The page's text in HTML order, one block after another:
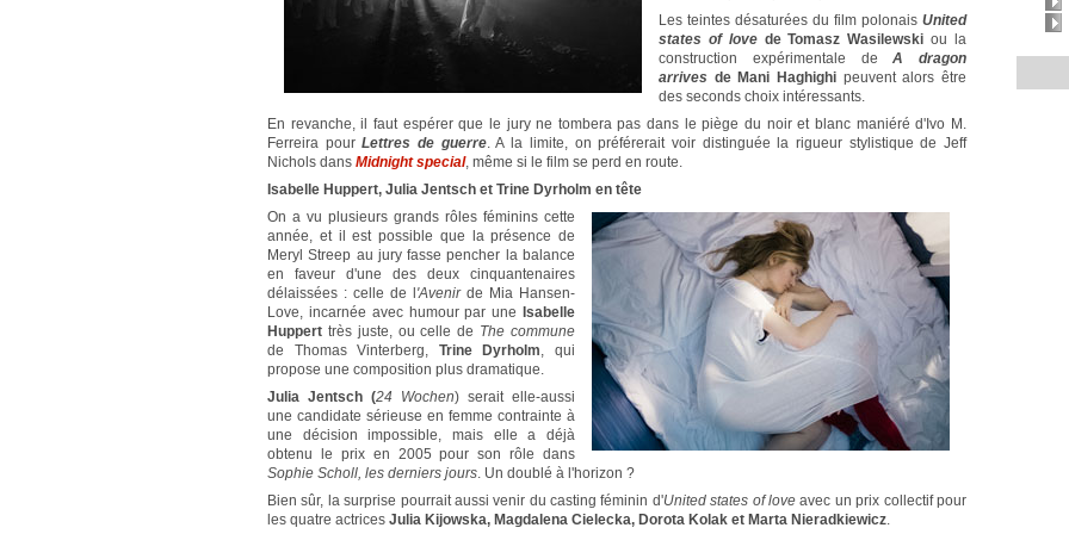
Les teintes désaturées du film polonais United
states of love de Tomasz Wasilewski ou la
construction expérimentale de
A dragon
arrives de Mani Haghighi peuvent alors être
des seconds choix intéressants.
En revanche, il faut espérer que le jury ne tombera pas dans le piège du noir et blanc maniéré d'Ivo M.
Ferreira pour Lettres de guerre. A la limite, on préférerait voir distinguée la rigueur stylistique de Jeff
Nichols dans Midnight special, même si le film se perd en route.
Isabelle Huppert, Julia Jentsch et Trine Dyrholm en tête
On a vu plusieurs grands rôles féminins cette
année, et il est possible que la présence de
Meryl Streep au jury fasse pencher la balance
en faveur d'une des deux cinquantenaires
délaissées : celle de l 'Avenirde Mia Hansen-
Love, incarnée avec humour par une
Isabelle
Huppert très juste, ou celle de The commune
de Thomas Vinterberg, Trine Dyrholm, qui
propose une composition plus dramatique.
Julia Jentsch (24 Wochen) serait elle-aussi
une candidate sérieuse en femme contrainte à
une décision impossible, mais elle a déjà
obtenu le prix en 2005 pour son rôle dans
Sophie Scholl, les derniers jours. Un doublé à l'horizon ?
Bien sûr, la surprise pourrait aussi venir du casting féminin d'United states of loveavec un prix collectif pour
les quatre actrices Julia Kijowska, Magdalena Cielecka, Dorota Kolak et Marta Nieradkiewicz.